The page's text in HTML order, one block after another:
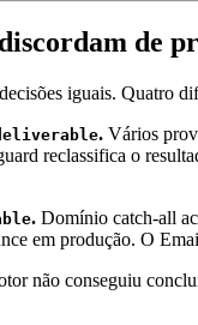
de
iguais. Quatro
. Vários
reclassifica o
. Domínio catch-all
em produção. O
não conseguiu